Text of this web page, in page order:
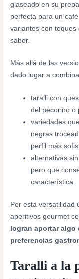
glaseado en su
perfecta para un
variantes con
sabor.
Más allá de las
dado lugar a
taralli con
del pecorino o
variedades
negras
perfil más
alternativas
pero que
característica.
Por esta versatilidad
aperitivos gourmet
logran aportar
preferencias
Taralli a la